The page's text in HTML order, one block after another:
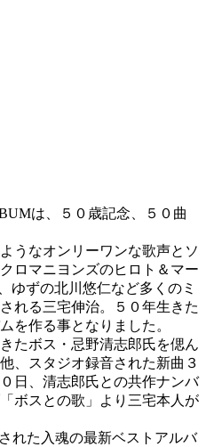
は、５０歳記念、５０曲
うなオンリーワンな歌声とソ
ロマニヨンズのヒロト＆マー
ゆずの北川悠仁など多くのミ
れる三宅伸治。５０年生きた
を作る事となりました。
たボス・忌野清志郎氏を偲ん
、スタジオ録音された新曲３
日、清志郎氏との共作ナンバ
ボスとの歌」より三宅本人が
れた入魂の最新ベストアルバ